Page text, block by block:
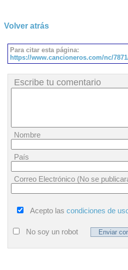
Volver atrás
Para citar esta página:
https://www.cancioneros.com/nc/
Escribe tu comentario
Nombre
País
Correo Electrónico (No se
Acepto las condiciones de
No soy un robot